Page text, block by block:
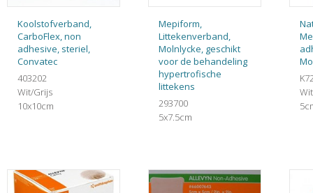
Koolstofverband,
CarboFlex, non
adhesive, steriel,
Convatec
403202
Wit/Grijs
10x10cm
Mepiform,
Littekenverband,
Molnlycke, geschikt
voor de behandeling
hypertrofische
littekens
293700
5x7.5cm
Wit